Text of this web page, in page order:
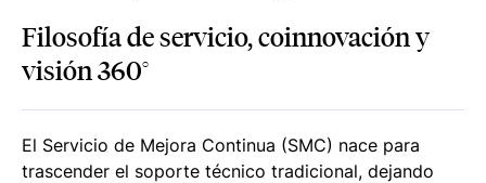
Filosofía de servicio, coinnovación y
visión 360°
El Servicio de Mejora Continua (SMC) nace para
trascender el soporte técnico tradicional, dejando